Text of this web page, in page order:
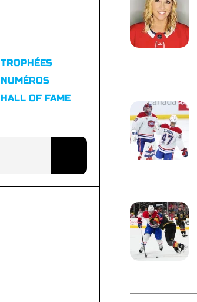
TROPHÉES
NUMÉROS
HALL OF FAME